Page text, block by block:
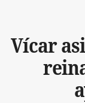
Vícar